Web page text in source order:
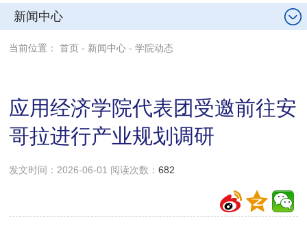
新闻中心
当前位置：首页 - 新闻中心 -学院动态
应用经济学院代表团受邀前往安
哥拉进行产业规划调研
发文时间：2026-06-01 阅读次数：682